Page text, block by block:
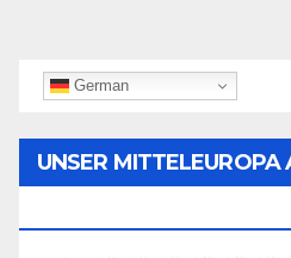
German
UNSER